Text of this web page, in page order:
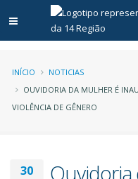
Abrir menu principal
Trilha
de
INÍCIO
NOTICIAS
OUVIDORIA DA MULHER É
VIOLÊNCIA DE GÊNERO
30